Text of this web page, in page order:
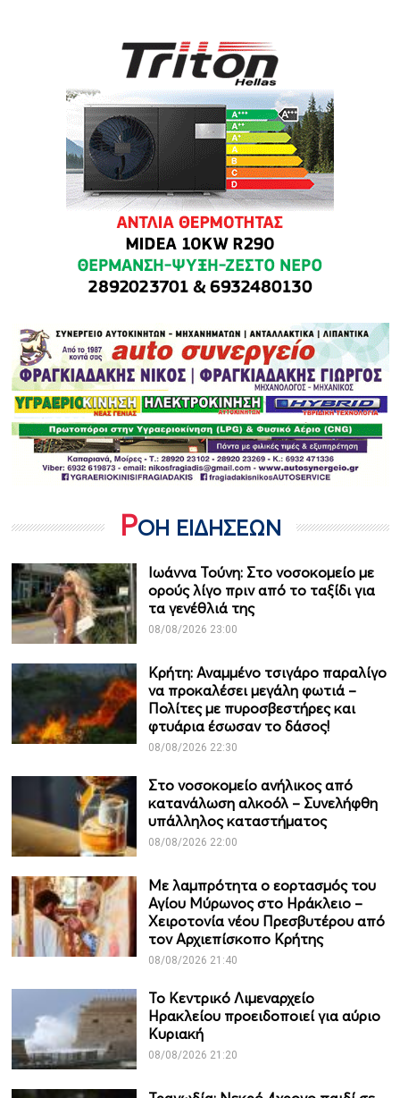
ΡΟΗ ΕΙΔΗΣΕΩΝ
Ιωάννα Τούνη: Στο νοσοκομείο με
ορούς λίγο πριν από το ταξίδι για
τα γενέθλιά της
08/08/2026 23:00
Κρήτη: Αναμμένο τσιγάρο παραλίγο
να προκαλέσει μεγάλη φωτιά –
Πολίτες με πυροσβεστήρες και
φτυάρια έσωσαν το δάσος!
08/08/2026 22:30
Στο νοσοκομείο ανήλικος από
κατανάλωση αλκοόλ – Συνελήφθη
υπάλληλος καταστήματος
08/08/2026 22:00
Με λαμπρότητα ο εορτασμός του
Αγίου Μύρωνος στο Ηράκλειο –
Χειροτονία νέου Πρεσβυτέρου από
τον Αρχιεπίσκοπο Κρήτης
08/08/2026 21:40
Το Κεντρικό Λιμεναρχείο
Ηρακλείου προειδοποιεί για αύριο
Κυριακή
08/08/2026 21:20